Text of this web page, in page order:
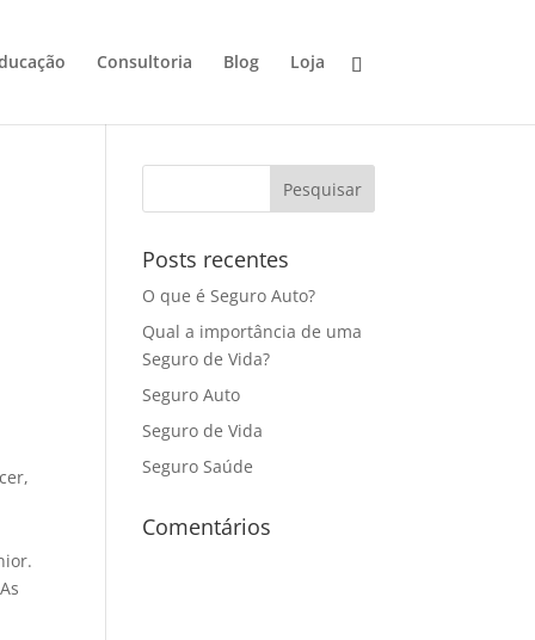
Consultoria Blog Loja
Posts recentes
O que é Seguro Auto?
Qual a importância de uma
Seguro de Vida?
Seguro Auto
Seguro de Vida
Seguro Saúde
Comentários